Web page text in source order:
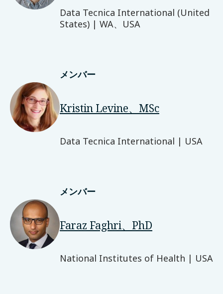
Data Tecnica International (United
States) | WA、USA
メンバー
Kristin Levine、MSc
Data Tecnica International | USA
メンバー
Faraz Faghri、PhD
National Institutes of Health | USA